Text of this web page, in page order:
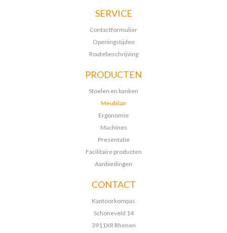
SERVICE
Contactformulier
Openingstijden
Routebeschrijving
PRODUCTEN
Stoelen en banken
Meubilair
Ergonomie
Machines
Presentatie
Facilitaire producten
Aanbiedingen
CONTACT
Kantoorkompas
Schoneveld 14
3911XR Rhenen